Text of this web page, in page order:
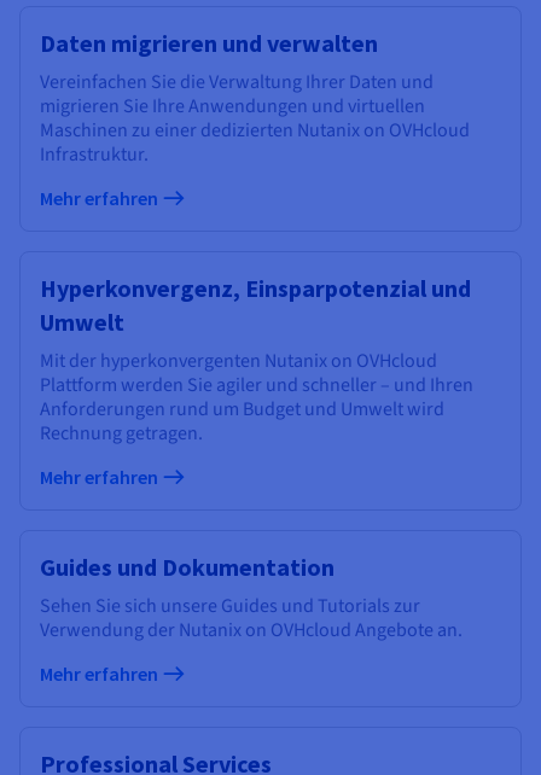
Daten migrieren und verwalten
Vereinfachen Sie die Verwaltung Ihrer Daten und
migrieren Sie Ihre Anwendungen und virtuellen
Maschinen zu einer dedizierten Nutanix on OVHcloud
Infrastruktur.
Mehr erfahren
Hyperkonvergenz, Einsparpotenzial und
Umwelt
Mit der hyperkonvergenten Nutanix on OVHcloud
Plattform werden Sie agiler und schneller – und Ihren
Anforderungen rund um Budget und Umwelt wird
Rechnung getragen.
Mehr erfahren
Guides und Dokumentation
Sehen Sie sich unsere Guides und Tutorials zur
Verwendung der Nutanix on OVHcloud Angebote an.
Mehr erfahren
Professional Services